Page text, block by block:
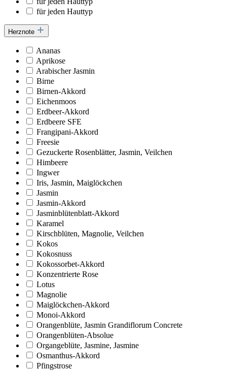
für jeden Hauttyp
Herznote
Ananas
Aprikose
Arabischer Jasmin
Birne
Birnen-Akkord
Eichenmoos
Erdbeer-Akkord
Erdbeere SFE
Frangipani-Akkord
Freesie
Gezuckerte Rosenblätter, Jasmin, Veilchen
Himbeere
Ingwer
Iris, Jasmin, Maiglöckchen
Jasmin
Jasmin-Akkord
Jasminblütenblatt-Akkord
Karamel
Kirschblüten, Magnolie, Veilchen
Kokos
Kokosnuss
Kokossorbet-Akkord
Konzentrierte Rose
Lotus
Magnolie
Maiglöckchen-Akkord
Monoi-Akkord
Orangenblüte, Jasmin Grandiflorum Concrete
Orangenblüten-Absolue
Organgeblüte, Jasmine, Jasmine
Osmanthus-Akkord
Pfingstrose